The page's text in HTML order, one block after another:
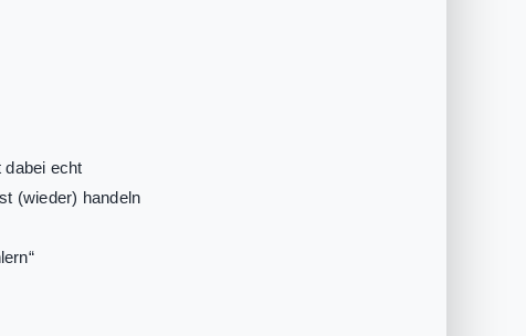
dabei echt
(wieder) handeln